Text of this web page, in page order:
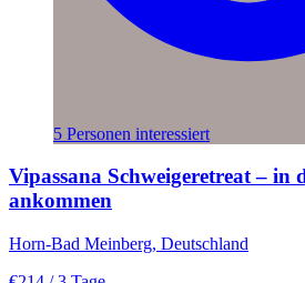
5 Personen interessiert
Vipassana Schweigeretreat – in
ankommen
Horn-Bad Meinberg, Deutschland